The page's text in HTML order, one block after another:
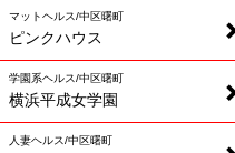
マットヘルス/中区曙町
ピンクハウス
学園系ヘルス/中区曙町
横浜平成女学園
人妻ヘルス/中区曙町